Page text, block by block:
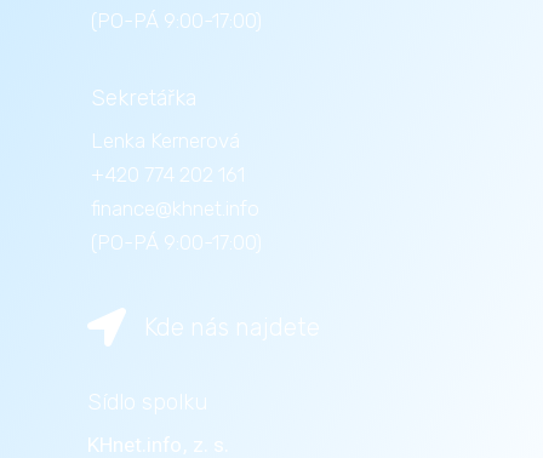
(PO-PÁ 9:00-17:00)
Sekretářka
Lenka Kernerová
+420 774 202 161
finance@khnet.info
(PO-PÁ 9:00-17:00)
 Kde nás najdete
Sídlo spolku
KHnet.info, z. s.